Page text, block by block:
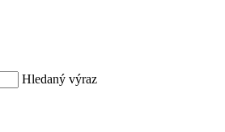
Hledaný výraz